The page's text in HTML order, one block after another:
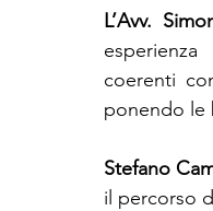
L’Avv.
coerenti
ponendo le
Stefano
il percorso